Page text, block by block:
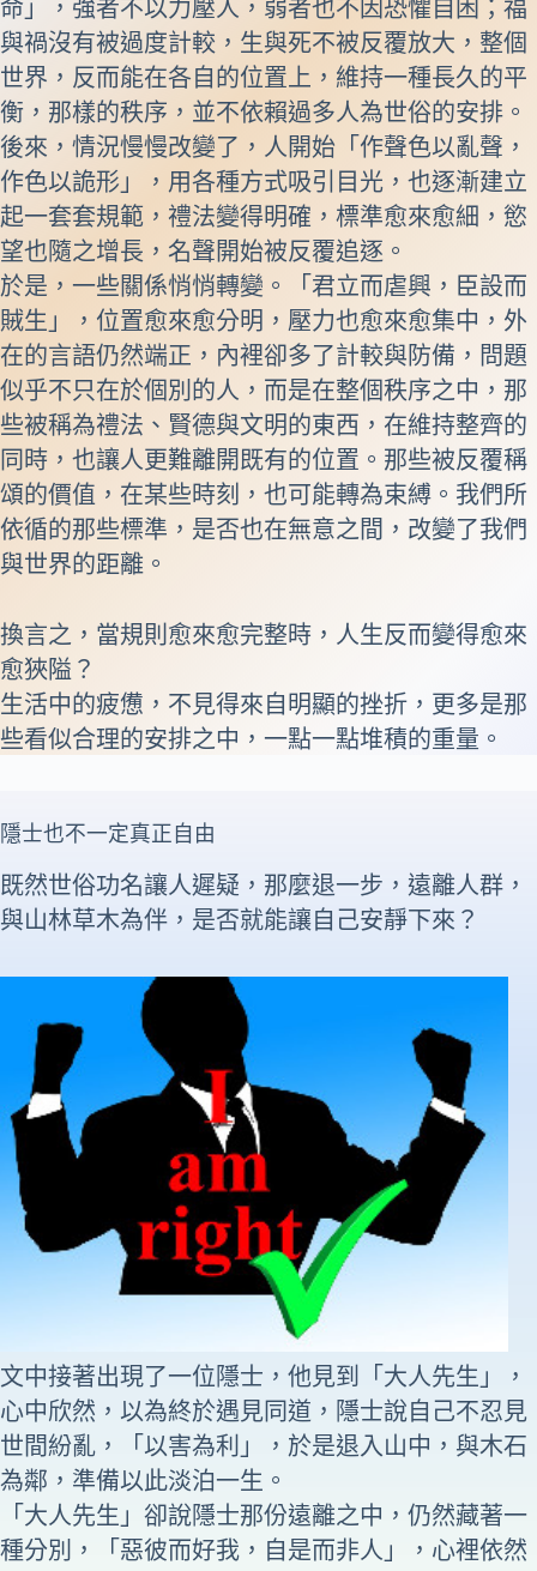
命」，強者不以力壓人，弱者也不因恐懼自困；福
與禍沒有被過度計較，生與死不被反覆放大，整個
世界，反而能在各自的位置上，維持一種長久的平
衡，那樣的秩序，並不依賴過多人為世俗的安排。
後來，情況慢慢改變了，人開始「作聲色以亂聲，
作色以詭形」，用各種方式吸引目光，也逐漸建立
起一套套規範，禮法變得明確，標準愈來愈細，慾
望也隨之增長，名聲開始被反覆追逐。
於是，一些關係悄悄轉變。「君立而虐興，臣設而
賊生」，位置愈來愈分明，壓力也愈來愈集中，外
在的言語仍然端正，內裡卻多了計較與防備，問題
似乎不只在於個別的人，而是在整個秩序之中，那
些被稱為禮法、賢德與文明的東西，在維持整齊的
同時，也讓人更難離開既有的位置。那些被反覆稱
頌的價值，在某些時刻，也可能轉為束縛。我們所
依循的那些標準，是否也在無意之間，改變了我們
與世界的距離。
換言之，當規則愈來愈完整時，人生反而變得愈來
愈狹隘？
生活中的疲憊，不見得來自明顯的挫折，更多是那
些看似合理的安排之中，一點一點堆積的重量。
隱士也不一定真正自由
既然世俗功名讓人遲疑，那麼退一步，遠離人群，
與山林草木為伴，是否就能讓自己安靜下來？
文中接著出現了一位隱士，他見到「大人先生」，
心中欣然，以為終於遇見同道，隱士說自己不忍見
世間紛亂，「以害為利」，於是退入山中，與木石
為鄰，準備以此淡泊一生。
「大人先生」卻說隱士那份遠離之中，仍然藏著一
種分別，「惡彼而好我，自是而非人」，心裡依然